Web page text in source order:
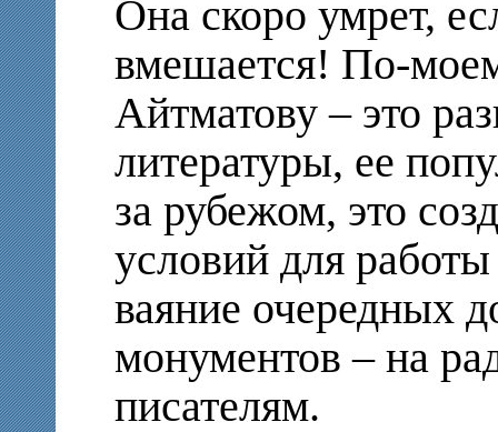
Она скоро умрет,
вмешается! По-
Айтматову – это
литературы, ее
за рубежом, это
условий для работы
ваяние очередных
монументов – на
писателям.